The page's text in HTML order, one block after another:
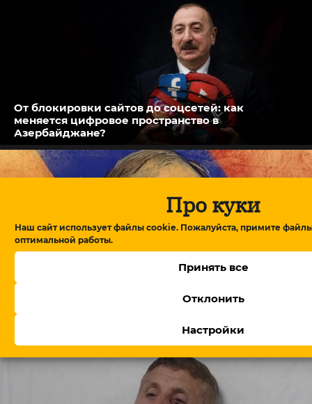
Про куки
Наш сайт использует файлы cookie. Пожалуйста, примите
оптимальной работы.
Принять все
Отклонить
Настройки
От блокировки сайтов до соцсетей: как
меняется цифровое пространство в
Азербайджане?
В Армении утвердили правительство, Пашинян